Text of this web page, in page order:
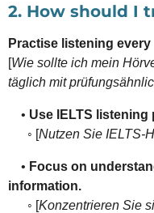
2. How should I
Practise listening
[Wie sollte ich mein
täglich mit
• Use IELTS
◦ [Nutzen Sie IELTS-
• Focus on
information.
◦ [Konzentrieren Sie